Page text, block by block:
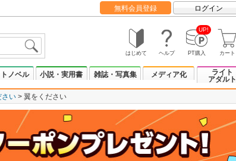
無料会員登録 ログイン
はじめて ヘルプ
UP!
PT購入 カート
ノベル 小説・実用書 雑誌・写真集 メディア化
ライト
アダルト
さい 翼をください